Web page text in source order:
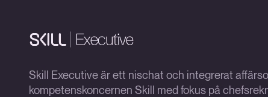
Skill Executive är ett nischat och integrerat
kompetenskoncernen Skill med fokus på